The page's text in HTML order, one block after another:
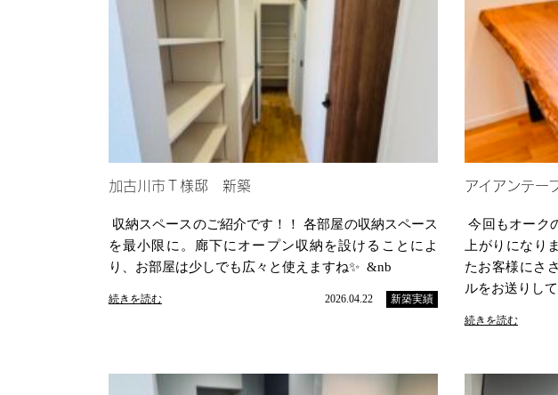
加古川市Ｔ様邸 新築
収納スペースのご紹介です！！ 各部屋の収納スペース
を最小限に。廊下にオープン収納を設けることによ
り、お部屋は少しでも広々と使えますね✨ &nb
続きを読む 2026.04.22 新築実績
アイアンテー
今回もオーク
上がりになり
たお客様にさ
ルをお送りして
続きを読む